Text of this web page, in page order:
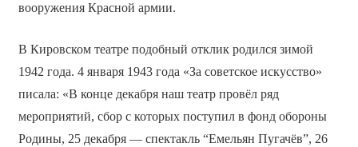
вооружения Красной армии.
В Кировском театре подобный отклик родился зимой
1942 года. 4 января 1943 года «За советское искусство»
писала: «В конце декабря наш театр провёл ряд
мероприятий, сбор с которых поступил в фонд обороны
Родины, 25 декабря — спектакль “Емельян Пугачёв”, 26